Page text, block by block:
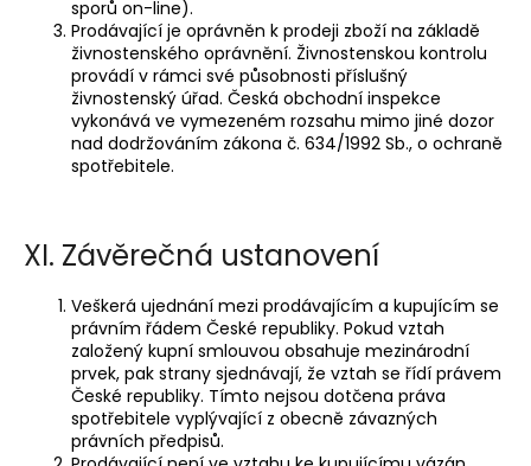
sporů on-line).
Prodávající je oprávněn k prodeji zboží na základě
živnostenského oprávnění. Živnostenskou kontrolu
provádí v rámci své působnosti příslušný
živnostenský úřad. Česká obchodní inspekce
vykonává ve vymezeném rozsahu mimo jiné dozor
nad dodržováním zákona č. 634/1992 Sb., o ochraně
spotřebitele.
XI. Závěrečná ustanovení
Veškerá ujednání mezi prodávajícím a kupujícím se
právním řádem České republiky. Pokud vztah
založený kupní smlouvou obsahuje mezinárodní
prvek, pak strany sjednávají, že vztah se řídí právem
České republiky. Tímto nejsou dotčena práva
spotřebitele vyplývající z obecně závazných
právních předpisů.